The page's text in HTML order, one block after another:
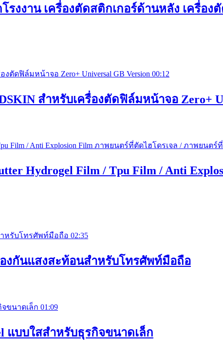
รงงาน เครื่องตัดสติกเกอร์ด้านหลัง เครื่อ
00:12
สำหรับเครื่องตัดฟิล์มหน้าจอ Zero+
Hydrogel Film / Tpu Film / Anti
02:35
งกันแสงสะท้อนสำหรับโทรศัพท์มือถือ
01:09
แบบใสสำหรับธุรกิจขนาดเล็ก